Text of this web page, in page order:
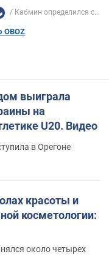
Кабмин определился с...
OBOZ
выиграла
на
U20. Видео
в Орегоне
красоты и
косметологии:
около четырех